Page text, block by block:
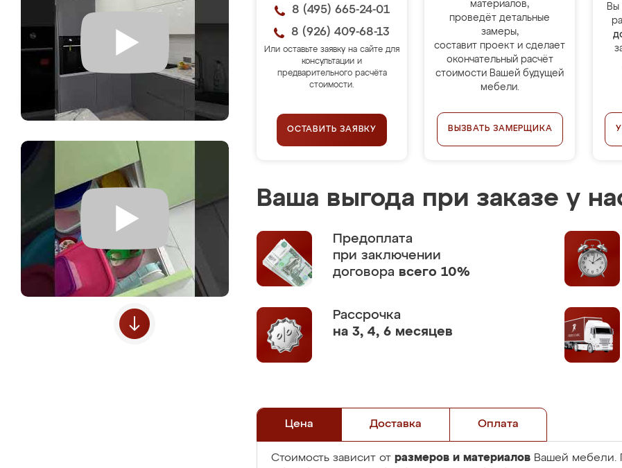
8 (495) 665-24-01
8 (926) 409-68-13
Или оставьте заявку на сайте для
консультации и
предварительного расчёта
стоимости.
ОСТАВИТЬ ЗАЯВКУ
материалов,
проведёт детальные
замеры,
составит проект и сделает
окончательный расчёт
стоимости Вашей будущей
мебели.
ВЫЗВАТЬ ЗАМЕРЩИКА
Вы
Ваша выгода при заказе у
Предоплата
при заключении
договора всего 10%
Рассрочка
на 3, 4, 6 месяцев
Цена Доставка Оплата
Стоимость зависит от размеров и материалов Вашей мебели.